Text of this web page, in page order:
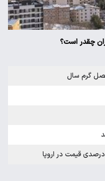
چقدر است؟
گرم سال